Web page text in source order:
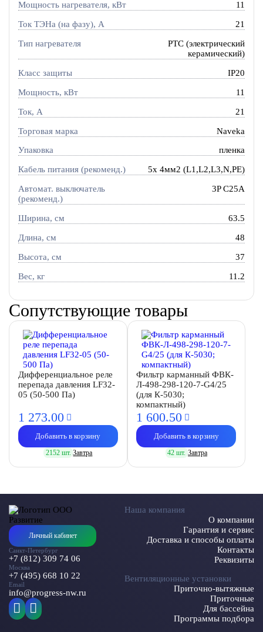
Мощность нагревателя, кВт 11
Ток ТЭНа (на фазу), А 21
Тип нагревателя
PTC (электрический
керамический)
Класс защиты IP20
Мощность, кВт 11
Ток, A 21
Торговая марка Naveka
Упаковка пленка
Кабель питания (рекоменд.) 5х 4мм2 (L1,L2,L3,N,PE)
Автомат. выключатель
(рекоменд.)
3P C25A
Ширина, см 63.5
Длина, см 48
Высота, см 37
Вес, кг 11.2
Сопутствующие товары
Дифференциальное реле
перепада давления LF32-
05 (50-500 Па)
1 273.00
Добавить в корзину
2152 шт. Завтра
Фильтр карманный ФВК-
Л-498-298-120-7-G4/25
(для К-5030;
компактный)
1 600.50
Добавить в корзину
42 шт. Завтра
Личный кабинет
Санкт-Петербург
+7 (812) 309 74 06
Москва
+7 (495) 668 10 22
Email
info@progress-nw.ru
Наша компания
О компании
Гарантия и сервис
Доставка и способы оплаты
Контакты
Реквизиты
Вентиляционные установки
Приточно-вытяжные
Приточные
Для бассейна
Программы подбора